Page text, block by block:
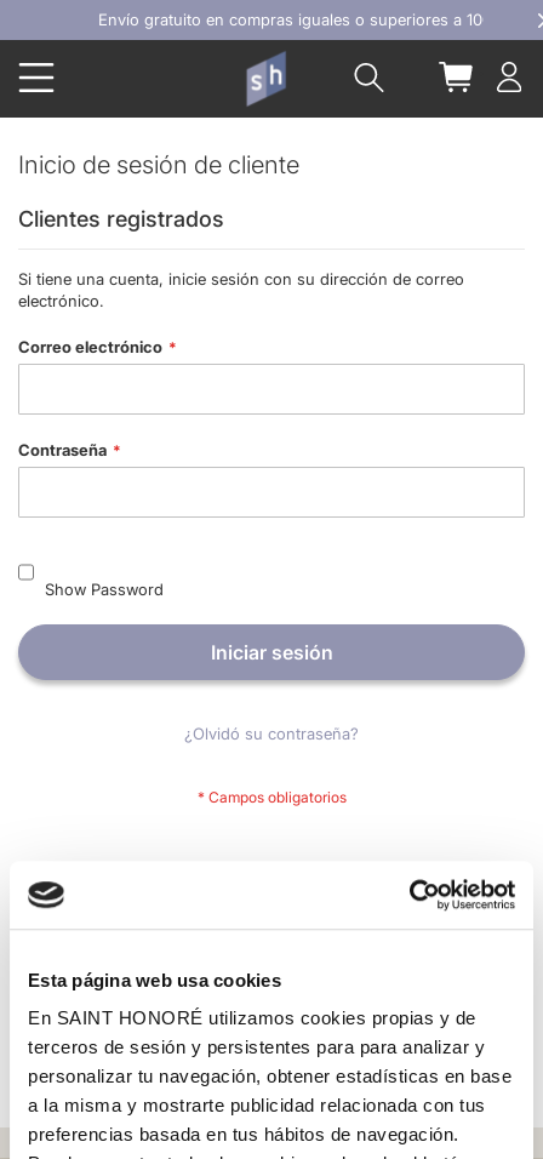
Esta página web usa cookies
En SAINT HONORÉ utilizamos cookies propias y de
terceros de sesión y persistentes para para analizar y
personalizar tu navegación, obtener estadísticas en base
a la misma y mostrarte publicidad relacionada con tus
preferencias basada en tus hábitos de navegación.
Ir
al
contenido
Envío gratuito en compras iguales o superiores a 100€
Buscar Mi
Inicio de sesión de cliente
Clientes registrados
Si tiene una cuenta, inicie sesión con su dirección de correo
electrónico.
Correo electrónico
Contraseña
Show Password
Iniciar sesión
¿Olvidó su contraseña?
Crear una cuenta tiene muchos beneficios: Pago más rápido,
más.
Crear una cuenta